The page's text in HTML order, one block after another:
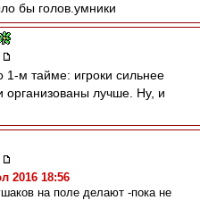
бы голов.умники
1-м тайме: игроки сильнее
организованы лучше. Ну, и
2016 18:56
на поле делают -пока не